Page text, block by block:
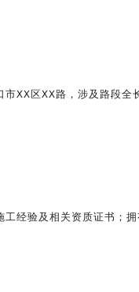
XX区XX路，涉及路段
经验及相关资质证书；